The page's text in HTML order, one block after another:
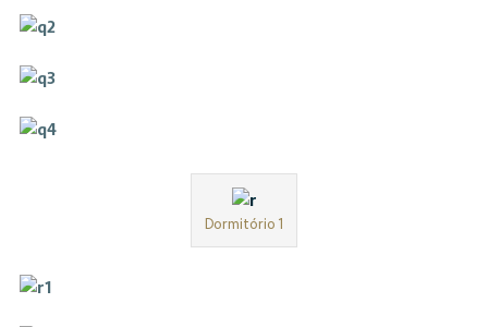
Dormitório 1